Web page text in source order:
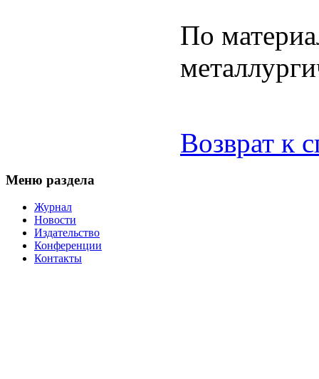
По
Возврат к
Меню раздела
Журнал
Новости
Издательство
Конференции
Контакты